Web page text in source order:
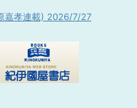
嘉孝連載) 2026/7/27